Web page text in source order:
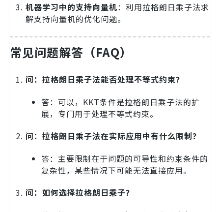
机器学习中的支持向量机：利用拉格朗日乘子法求
解支持向量机的优化问题。
常见问题解答（FAQ）
问：拉格朗日乘子法能否处理不等式约束？
答：可以，KKT条件是拉格朗日乘子法的扩
展，专门用于处理不等式约束。
问：拉格朗日乘子法在实际应用中有什么限制？
答：主要限制在于问题的可导性和约束条件的
复杂性，某些情况下可能无法直接应用。
问：如何选择拉格朗日乘子？